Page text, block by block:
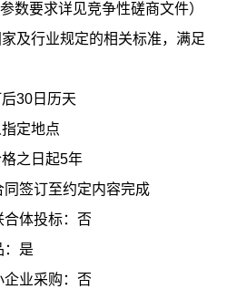
数要求详见竞争性磋商文件）
及行业规定的相关标准，满足
30日历天
定地点
之日起5年
签订至约定内容完成
合体投标：否
：是
企业采购：否